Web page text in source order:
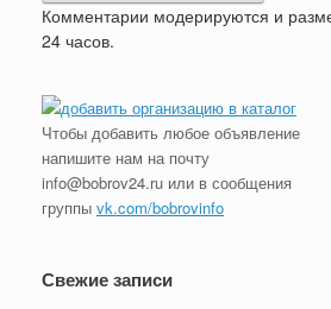
Комментарии модерируются и
24 часов.
Чтобы добавить любое объявление
напишите нам на почту
info@bobrov24.ru или в сообщения
группы vk.com/bobrovinfo
Свежие записи